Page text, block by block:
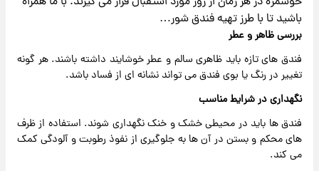
باشید تا با طرز تهیه فندق شور…
بررسی ظاهر و عطر
فندق های تازه باید ظاهری سالم و عطر خوشایند داشته باشند. هر گونه
تغییر در رنگ یا بوی فندق می تواند نشانه ای از فساد باشد.
نگهداری در شرایط مناسب
فندق ها باید در محیطی خشک و خنک نگهداری شوند. استفاده از ظرف
های محکم و بستن در آن ها به جلوگیری از نفوذ رطوبت و آلودگی کمک
می کند.